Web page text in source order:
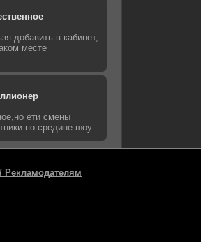
добавить в кабинет,
месте
ети смены
по средине шоу
Рекламодателям